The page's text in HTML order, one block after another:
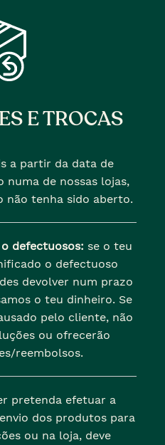
E TROCAS
a partir da data de
de nossas lojas,
não tenha sido aberto.
defectuosos: se o teu
o defectuoso
devolver num prazo
o teu dinheiro. Se
pelo cliente, não
ou ofrecerão
reembolsos.
pretenda efetuar a
dos produtos para
ou na loja, deve